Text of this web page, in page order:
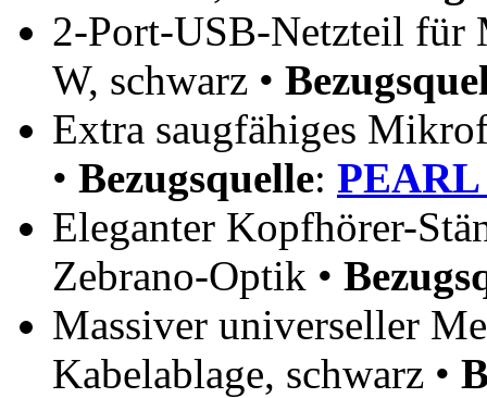
2-Port-USB-Netzteil für
W, schwarz •
Extra saugfähiges
• Bezugsquelle: PEARL
Eleganter Kopfhörer-
Zebrano-Optik •
Massiver universeller
Kabelablage, schwarz •